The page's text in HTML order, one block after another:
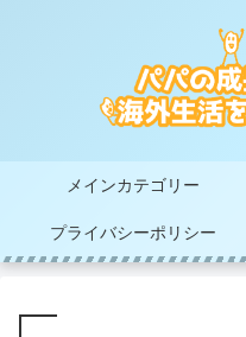
メインカテゴリー
プライバシーポリシー